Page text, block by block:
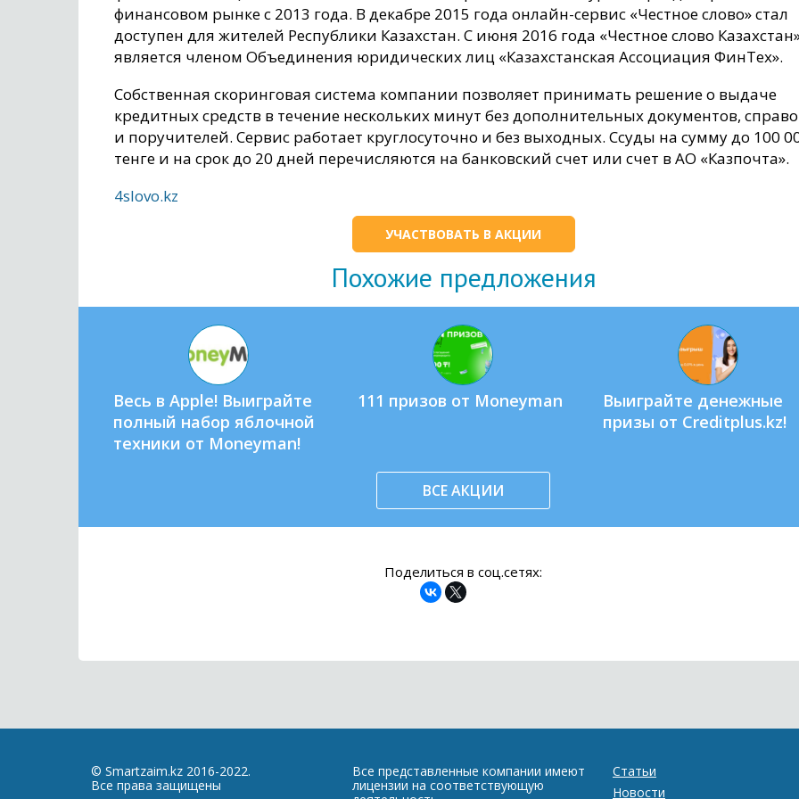
финансовом рынке с 2013 года. В декабре 2015 года онлайн-сервис «Честное слово» стал
доступен для жителей Республики Казахстан. С июня 2016 года «Честное слово
является членом Объединения юридических лиц «Казахстанская Ассоциация ФинТех».
Собственная скоринговая система компании позволяет принимать решение о выдаче
кредитных средств в течение нескольких минут без дополнительных документов,
и поручителей. Сервис работает круглосуточно и без выходных. Ссуды на сумму до 100
тенге и на срок до 20 дней перечисляются на банковский счет или счет в АО «Казпочта».
4slovo.kz
УЧАСТВОВАТЬ В АКЦИИ
Похожие предложения
Весь в Apple! Выиграйте
полный набор яблочной
техники от Moneyman!
111 призов от Moneyman
Выиграйте денежные
призы от Creditplus.kz!
ВСЕ АКЦИИ
Поделиться в соц.сетях:
© Smartzaim.kz 2016-2022.
Все права защищены
Все представленные компании имеют
лицензии на соответствующую
Статьи
Новости